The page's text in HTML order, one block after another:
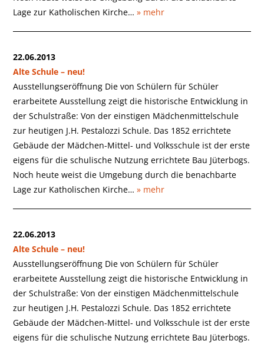
Lage zur Katholischen Kirche…» mehr
22.06.2013
Alte Schule – neu!
Ausstellungseröffnung Die von Schülern für Schüler
erarbeitete Ausstellung zeigt die historische Entwicklung in
der Schulstraße: Von der einstigen Mädchenmittelschule
zur heutigen J.H. Pestalozzi Schule. Das 1852 errichtete
Gebäude der Mädchen-Mittel- und Volksschule ist der erste
eigens für die schulische Nutzung errichtete Bau Jüterbogs.
Noch heute weist die Umgebung durch die benachbarte
Lage zur Katholischen Kirche…» mehr
22.06.2013
Alte Schule – neu!
Ausstellungseröffnung Die von Schülern für Schüler
erarbeitete Ausstellung zeigt die historische Entwicklung in
der Schulstraße: Von der einstigen Mädchenmittelschule
zur heutigen J.H. Pestalozzi Schule. Das 1852 errichtete
Gebäude der Mädchen-Mittel- und Volksschule ist der erste
eigens für die schulische Nutzung errichtete Bau Jüterbogs.